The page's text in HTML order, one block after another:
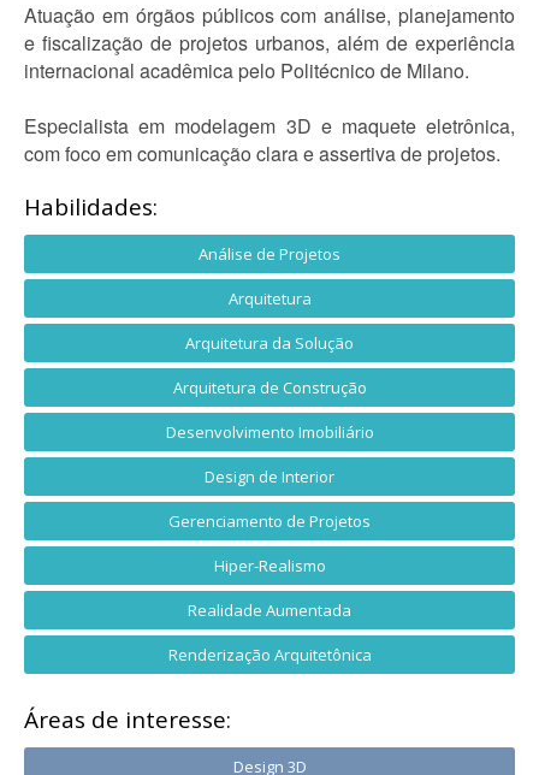
Atuação em órgãos públicos com análise, planejamento
e fiscalização de projetos urbanos, além de experiência
internacional acadêmica pelo Politécnico de Milano.
Especialista em modelagem 3D e maquete eletrônica,
com foco em comunicação clara e assertiva de projetos.
Habilidades:
Análise de Projetos
Arquitetura
Arquitetura da Solução
Arquitetura de Construção
Desenvolvimento Imobiliário
Design de Interior
Gerenciamento de Projetos
Hiper-Realismo
Realidade Aumentada
Renderização Arquitetônica
Áreas de interesse:
Design 3D